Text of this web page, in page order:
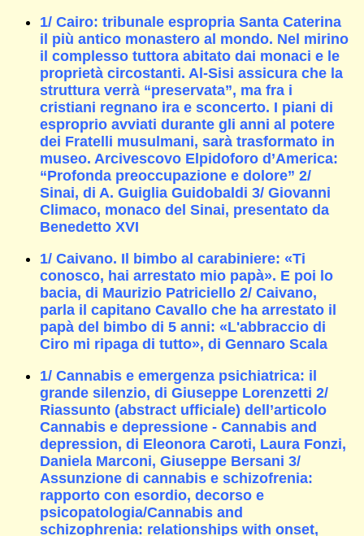
1/ Cairo: tribunale espropria Santa Caterina
il più antico monastero al mondo. Nel mirino
il complesso tuttora abitato dai monaci e le
proprietà circostanti. Al-Sisi assicura che la
struttura verrà “preservata”, ma fra i
cristiani regnano ira e sconcerto. I piani di
esproprio avviati durante gli anni al potere
dei Fratelli musulmani, sarà trasformato in
museo. Arcivescovo Elpidoforo d’America:
“Profonda preoccupazione e dolore” 2/
Sinai, di A. Guiglia Guidobaldi 3/ Giovanni
Climaco, monaco del Sinai, presentato da
Benedetto XVI
1/ Caivano. Il bimbo al carabiniere: «Ti
conosco, hai arrestato mio papà». E poi lo
bacia, di Maurizio Patriciello 2/ Caivano,
parla il capitano Cavallo che ha arrestato il
papà del bimbo di 5 anni: «L'abbraccio di
Ciro mi ripaga di tutto», di Gennaro Scala
1/ Cannabis e emergenza psichiatrica: il
grande silenzio, di Giuseppe Lorenzetti 2/
Riassunto (abstract ufficiale) dell’articolo
Cannabis e depressione - Cannabis and
depression, di Eleonora Caroti, Laura Fonzi,
Daniela Marconi, Giuseppe Bersani 3/
Assunzione di cannabis e schizofrenia:
rapporto con esordio, decorso e
psicopatologia/Cannabis and
schizophrenia: relationships with onset,